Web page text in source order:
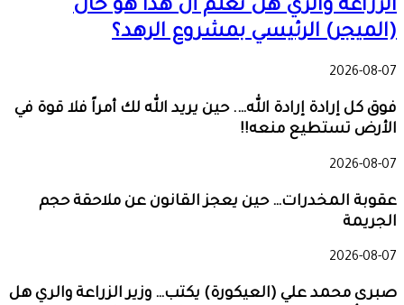
الزراعة والري هل تعلم أن هذا هو حال
(الميجر) الرئيسي بمشروع الرهد؟
2026-08-07
فوق كل إرادة إرادة الله…. حين يريد الله لك أمراً فلا قوة في
الأرض تستطيع منعه!!
2026-08-07
عقوبة المخدرات… حين يعجز القانون عن ملاحقة حجم
الجريمة
2026-08-07
صبرى محمد علي (العيكورة) يكتب… وزير الزراعة والري هل